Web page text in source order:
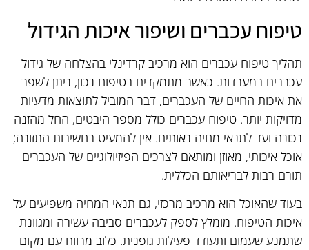
טיפוח עכברים ושיפור איכות הגידול
תהליך טיפוח עכברים הוא מרכיב קרדינלי בהצלחה של גידול
עכברים במעבדות. כאשר מתמקדים בטיפוח נכון, ניתן לשפר
את איכות החיים של העכברים, דבר המוביל לתוצאות מדעיות
מדויקות יותר. טיפוח עכברים כולל מספר היבטים, החל מהזנה
נכונה ועד לתנאי מחיה נאותים. אין להמעיט בחשיבות התזונה;
אוכל איכותי, מאוזן ומותאם לצרכים הפיזיולוגיים של העכברים
תורם רבות לבריאותם הכללית.
בעוד שהאוכל הוא מרכיב מרכזי, גם תנאי המחיה משפיעים על
איכות הטיפוח. מומלץ לספק לעכברים סביבה עשירה ומגוונת
שתמנע שעמום ותעודד פעילות גופנית. כלוב מרווח עם מקום